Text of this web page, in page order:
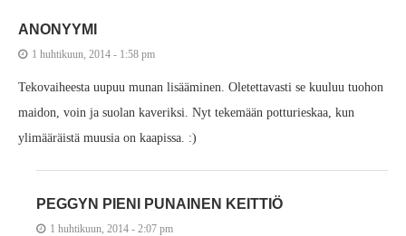
ANONYYMI
1 huhtikuun, 2014 - 1:58 pm
Tekovaiheesta uupuu munan lisääminen. Oletettavasti se kuuluu tuohon
maidon, voin ja suolan kaveriksi. Nyt tekemään potturieskaa, kun
ylimääräistä muusia on kaapissa. :)
PEGGYN PIENI PUNAINEN KEITTIÖ
1 huhtikuun, 2014 - 2:07 pm